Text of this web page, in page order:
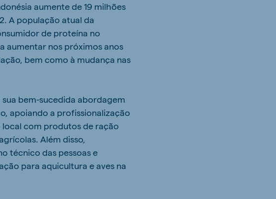
aumente de 19 milhões
A população atual da
de proteína no
aumentar nos próximos anos
bem como à mudança nas
sua bem-sucedida abordagem
apoiando a profissionalização
com produtos de ração
Além disso,
técnico das pessoas e
para aquicultura e aves na